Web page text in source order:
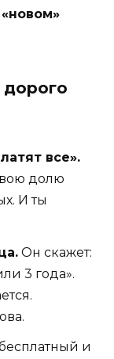
все».
долю
И ты
Он скажет:
3 года».
и